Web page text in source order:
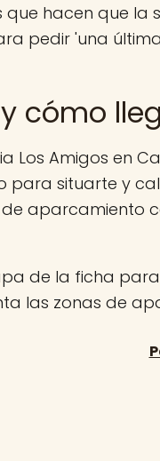
que hacen que
pedir 'una
cómo
Los Amigos en
situarte y
de aparcamiento
de la ficha
las zonas de